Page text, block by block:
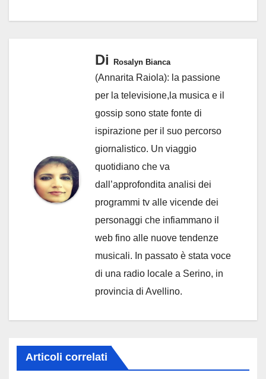
Di Rosalyn Bianca
(Annarita Raiola): la passione
per la televisione,la musica e il
gossip sono state fonte di
ispirazione per il suo percorso
giornalistico. Un viaggio
quotidiano che va
dall’approfondita analisi dei
programmi tv alle vicende dei
personaggi che infiammano il
web fino alle nuove tendenze
musicali. In passato è stata voce
di una radio locale a Serino, in
provincia di Avellino.
Articoli correlati